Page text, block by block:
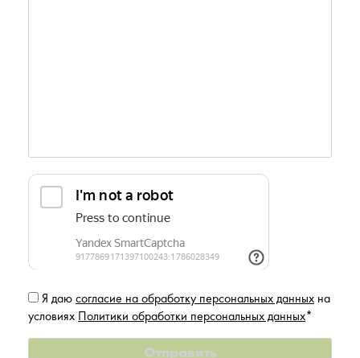
Я даю согласие на обработку персональных данных на
условиях Политики обработки персональных данных*